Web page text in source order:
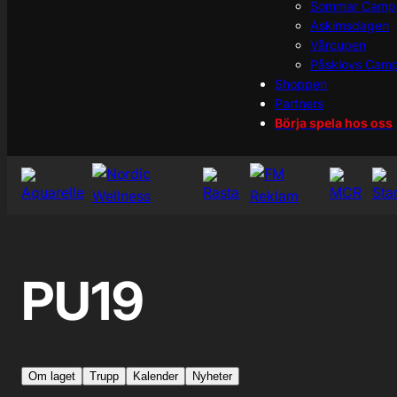
Sommar Camp
Askimsdagen
Vårcupen
Påsklovs
Shoppen
Partners
Börja spela hos oss
PU19
Om laget Trupp Kalender Nyheter